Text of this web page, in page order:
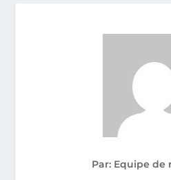
Par: Equipe de